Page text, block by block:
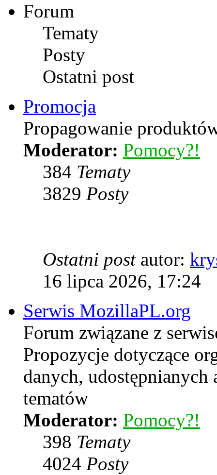
Forum
Tematy
Posty
Ostatni post
Promocja
Propagowanie
Moderator: Pomocy?!
384 Tematy
3829 Posty
Ostatni postautor:
16 lipca 2026, 17:24
Serwis MozillaPL.org
Forum związane z
Propozycje dotyczące
danych, udostępnianych
tematów
Moderator: Pomocy?!
398 Tematy
4024 Posty